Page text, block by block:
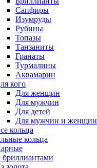
Сапфиры
Изумруды
Рубины
Топазы
Танзаниты
Гранаты
Турмалины
Аквамарин
кого
Для женщин
Для мужчин
Для детей
Для мужчин и женщин
кольца
кольца